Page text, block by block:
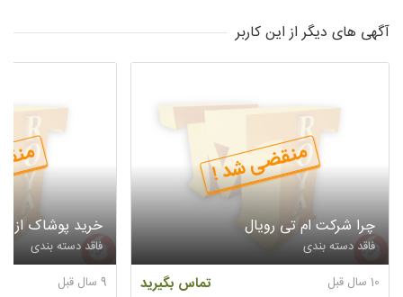
آگهی های دیگر از این کاربر
منقضی شد !
چرا شرکت ام تی رویال
فاقد دسته بندی
تماس بگیرید 10 سال قبل
خرید پوشاک از
فاقد دسته بندی
9 سال قبل